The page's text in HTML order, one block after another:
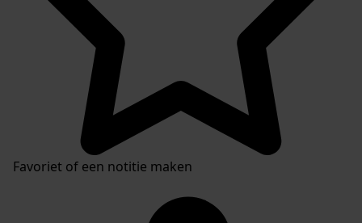
Favoriet of een notitie maken